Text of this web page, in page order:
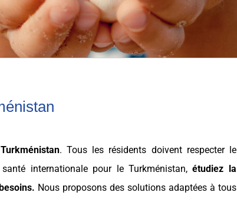
Turkménistan. Tous les résidents doivent respecter le
internationalepour leTurkménistan,étudiez la
besoins. Nous proposons des solutions adaptées à tous